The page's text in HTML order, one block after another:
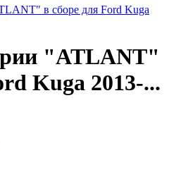
"ATLANT"
Kuga 2013-...